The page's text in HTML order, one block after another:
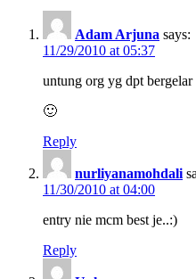
Adam Arjuna says:
11/29/2010 at 05:37
untung org yg dpt bergelar
🙂
Reply
nurliyanamohdali
11/30/2010 at 04:00
entry nie mcm best je..:)
Reply